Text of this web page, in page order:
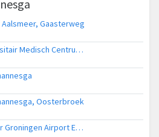
Gaasterweg
Lifeliner 4 naar Universitair Medisch Centrum Groningen, Streek
Oosterbroek
Traumahelikopter naar Groningen Airport Eelde